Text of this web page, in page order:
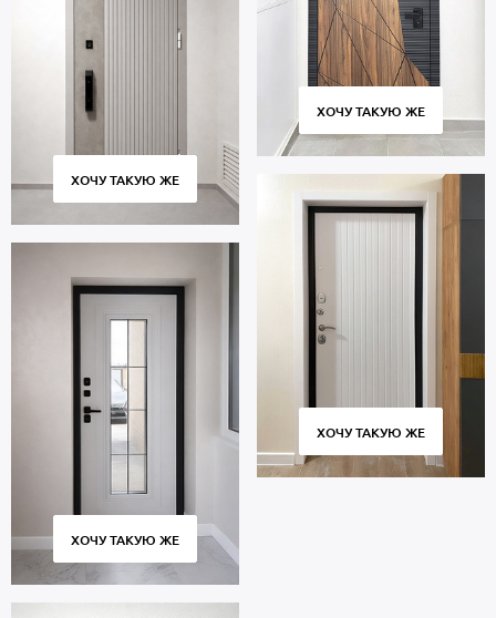
ХОЧУ ТАКУЮ ЖЕ
ХОЧУ ТАКУЮ ЖЕ
ХОЧУ ТАКУЮ ЖЕ
ХОЧУ ТАКУЮ ЖЕ